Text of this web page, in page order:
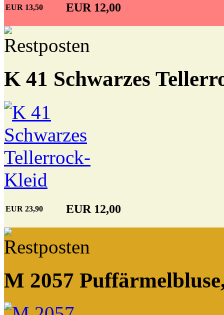
EUR 13,50 EUR 12,00
K 41 Schwarzes
EUR 23,90 EUR 12,00
M 2057